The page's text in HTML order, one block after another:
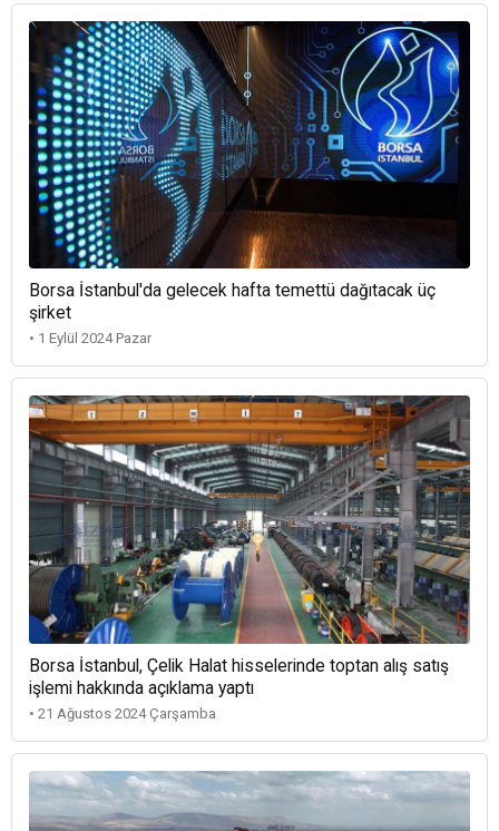
Borsa İstanbul'da gelecek hafta temettü dağıtacak üç
şirket
• 1 Eylül 2024 Pazar
Borsa İstanbul, Çelik Halat hisselerinde toptan alış satış
işlemi hakkında açıklama yaptı
• 21 Ağustos 2024 Çarşamba